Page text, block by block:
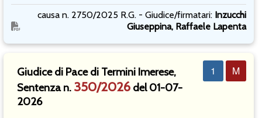
causa n. 2750/2025 R.G. - Giudice/firmatari: Inzucchi
Giuseppina, Raffaele Lapenta
M
1
Giudice di Pace di Termini Imerese,
Sentenza n. 350/2026del 01-07-
2026